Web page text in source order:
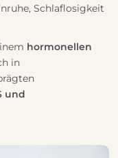
Schlaflosigkeit
hormonellen
in
und